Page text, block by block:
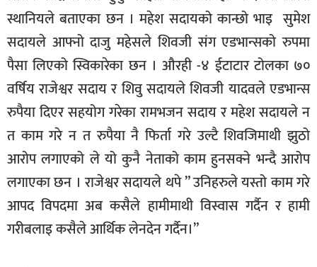
स्थानियले बताएका छन । महेश सदायको कान्छो भाइ सुमेश
सदायले आफ्नो दाजु महेसले शिवजी संग एडभान्सको रुपमा
पैसा लिएको स्विकारेका छन । औरही -४ ईटाटार टोलका ७०
वर्षिय राजेश्वर सदाय र शिवु सदायले शिवजी यादवले एडभान्स
रुपैया दिएर सहयोग गरेका रामभजन सदाय र महेश सदायले न
त काम गरे न त रुपैया नै फिर्ता गरे उल्टै शिवजिमाथी झुठो
आरोप लगाएको ले यो कुनै नेताको काम हुनसक्ने भन्दै आरोप
लगाएका छन । राजेश्वर सदायले थपे ” उनिहरुले यस्तो काम गरे
आपद विपदमा अब कसैले हामीमाथी विस्वास गर्दैन र हामी
गरीबलाइ कसैले आर्थिक लेनदेन गर्दैन।”